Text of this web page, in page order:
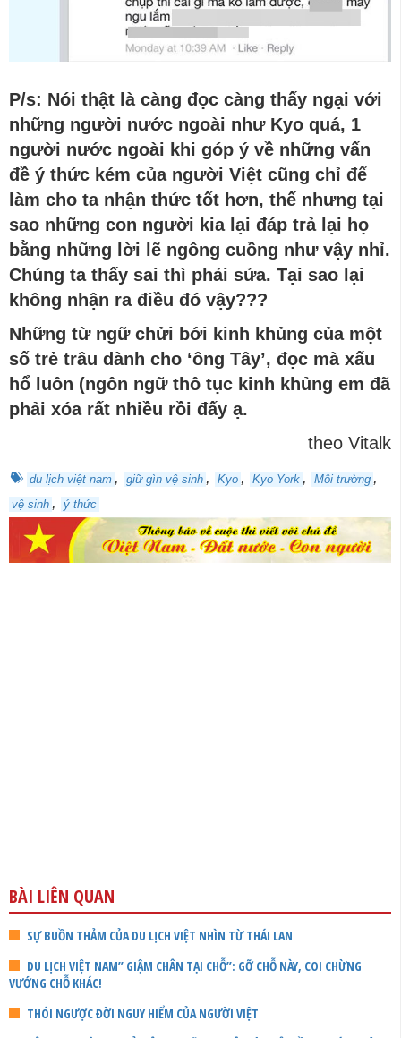
P/s: Nói thật là càng đọc càng thấy ngại với
những người nước ngoài như Kyo quá, 1
người nước ngoài khi góp ý về những vấn
đề ý thức kém của người Việt cũng chỉ để
làm cho ta nhận thức tốt hơn, thế nhưng tại
sao những con người kia lại đáp trả lại họ
bằng những lời lẽ ngông cuồng như vậy nhỉ.
Chúng ta thấy sai thì phải sửa. Tại sao lại
không nhận ra điều đó vậy???
Những từ ngữ chửi bới kinh khủng của một
số trẻ trâu dành cho ‘ông Tây’, đọc mà xấu
hổ luôn (ngôn ngữ thô tục kinh khủng em đã
phải xóa rất nhiều rồi đấy ạ.
theo Vitalk
du lịch việt nam , giữ gìn vệ sinh , Kyo , Kyo York , Môi trường ,
vệ sinh , ý thức
BÀI LIÊN QUAN
SỰ BUỒN THẢM CỦA DU LỊCH VIỆT NHÌN TỪ THÁI LAN
DU LỊCH VIỆT NAM” GIẬM CHÂN TẠI CHỖ”: GỠ CHỖ NÀY, COI CHỪNG
VƯỚNG CHỖ KHÁC!
THÓI NGƯỢC ĐỜI NGUY HIỂM CỦA NGƯỜI VIỆT